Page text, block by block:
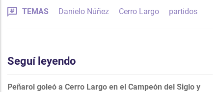
TEMAS Danielo Núñez Cerro Largo partidos
Seguí leyendo
Peñarol goleó a Cerro Largo en el Campeón del Siglo y